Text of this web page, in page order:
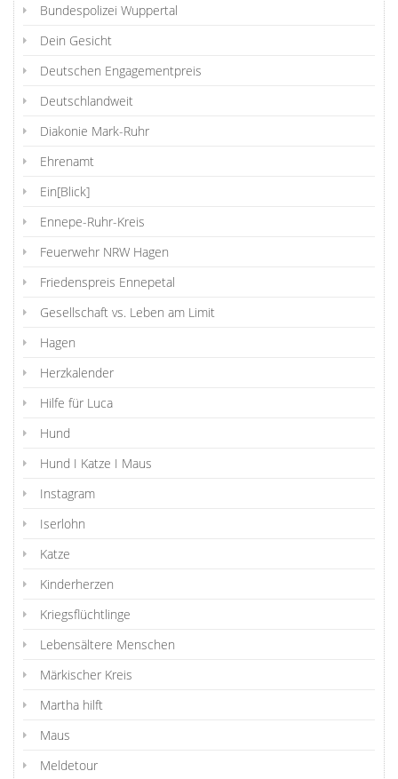
Bundespolizei Wuppertal
Dein Gesicht
Deutschen Engagementpreis
Deutschlandweit
Diakonie Mark-Ruhr
Ehrenamt
Ein[Blick]
Ennepe-Ruhr-Kreis
Feuerwehr NRW Hagen
Friedenspreis Ennepetal
Gesellschaft vs. Leben am Limit
Hagen
Herzkalender
Hilfe für Luca
Hund
Hund I Katze I Maus
Instagram
Iserlohn
Katze
Kinderherzen
Kriegsflüchtlinge
Lebensältere Menschen
Märkischer Kreis
Martha hilft
Maus
Meldetour